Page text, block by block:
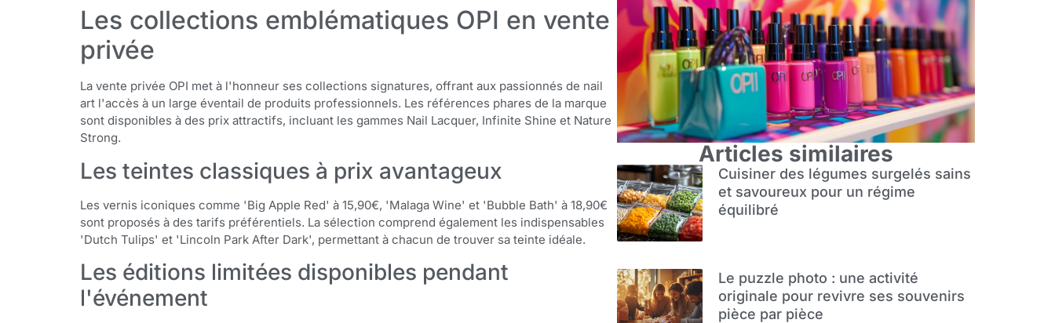
Les collections emblématiques OPI en vente
privée
La vente privée OPI met à l'honneur ses collections signatures, offrant aux passionnés de nail
art l'accès à un large éventail de produits professionnels. Les références phares de la marque
sont disponibles à des prix attractifs, incluant les gammes Nail Lacquer, Infinite Shine et Nature
Strong.
Les teintes classiques à prix avantageux
Les vernis iconiques comme 'Big Apple Red' à 15,90€, 'Malaga Wine' et 'Bubble Bath' à 18,90€
sont proposés à des tarifs préférentiels. La sélection comprend également les indispensables
'Dutch Tulips' et 'Lincoln Park After Dark', permettant à chacun de trouver sa teinte idéale.
Les éditions limitées disponibles pendant
l'événement
Articles similaires
Cuisiner des légumes surgelés sains
et savoureux pour un régime
équilibré
Le puzzle photo : une activité
originale pour revivre ses souvenirs
pièce par pièce